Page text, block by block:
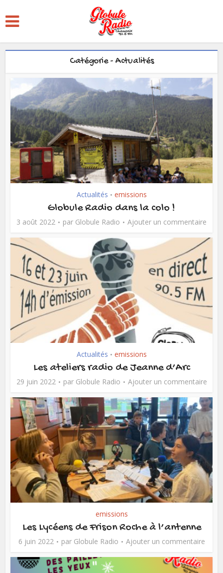
Catégorie - Actualités
Actualités • emissions
Globule Radio dans la colo !
3 août 2022 par Globule Radio Ajouter un commentaire
Actualités • emissions
Les ateliers radio de Jeanne d’Arc
29 juin 2022 par Globule Radio Ajouter un commentaire
emissions
Les Lycéens de Frison Roche à l’antenne
6 juin 2022 par Globule Radio Ajouter un commentaire